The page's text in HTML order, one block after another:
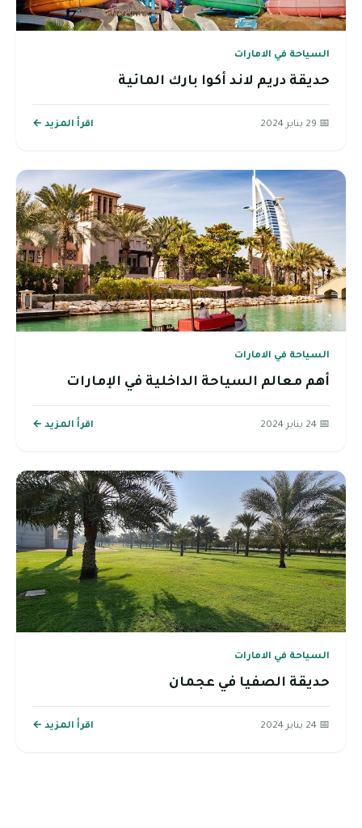
السياحة في الامارات
حديقة دريم لاند أكوا بارك المائية
📅 29 يناير 2024 اقرأ المزيد ←
السياحة في الامارات
أهم معالم السياحة الداخلية في الإمارات
📅 24 يناير 2024 اقرأ المزيد ←
السياحة في الامارات
حديقة الصفيا في عجمان
📅 24 يناير 2024 اقرأ المزيد ←